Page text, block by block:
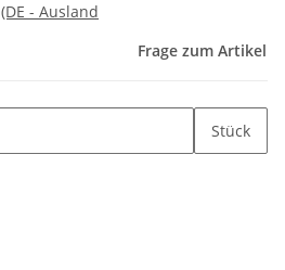
(DE - Ausland
Frage zum Artikel
Stück